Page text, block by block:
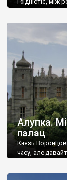
і бідністю, між
Алупка.
палац
Князь
часу, але